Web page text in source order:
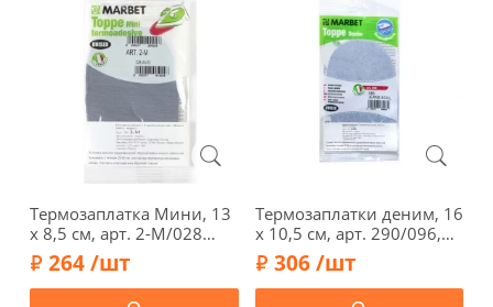
Термозаплатка Мини, 13
х 8,5 см, арт. 2-М/028
(серо-голубой)
264 /шт
Термозаплатки деним, 16
х 10,5 см, арт. 290/096,
джинсовый
"обесцвеченный"
306 /шт